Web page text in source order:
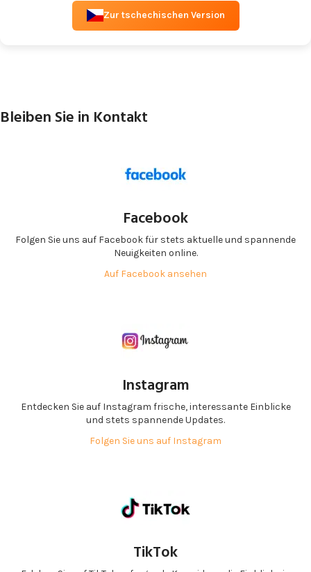
Zur tschechischen Version
Bleiben Sie in Kontakt
Facebook
Folgen Sie uns auf Facebook für stets aktuelle und spannende
Neuigkeiten online.
Auf Facebook ansehen
Instagram
Entdecken Sie auf Instagram frische, interessante Einblicke
und stets spannende Updates.
Folgen Sie uns auf Instagram
TikTok